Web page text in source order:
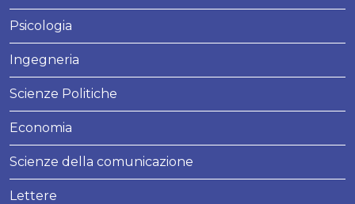
Psicologia
Ingegneria
Scienze Politiche
Economia
Scienze della comunicazione
Lettere